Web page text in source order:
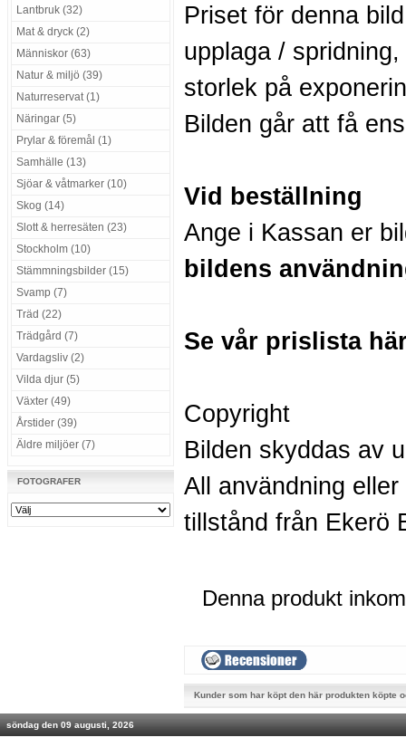
Lantbruk (32)
Mat & dryck (2)
Människor (63)
Natur & miljö (39)
Naturreservat (1)
Näringar (5)
Prylar & föremål (1)
Samhälle (13)
Sjöar & våtmarker (10)
Skog (14)
Slott & herresäten (23)
Stockholm (10)
Stämmningsbilder (15)
Svamp (7)
Träd (22)
Trädgård (7)
Vardagsliv (2)
Vilda djur (5)
Växter (49)
Årstider (39)
Äldre miljöer (7)
FOTOGRAFER
Priset för denna
upplaga / spridning,
storlek på
Bilden går att få
Vid beställning
Ange i Kassan er
bildens
Se vår prislista
Copyright
Bilden skyddas av
All användning
tillstånd från Ekerö
Denna produkt
Kunder som har köpt den här produkten köpte
söndag den 09 augusti, 2026